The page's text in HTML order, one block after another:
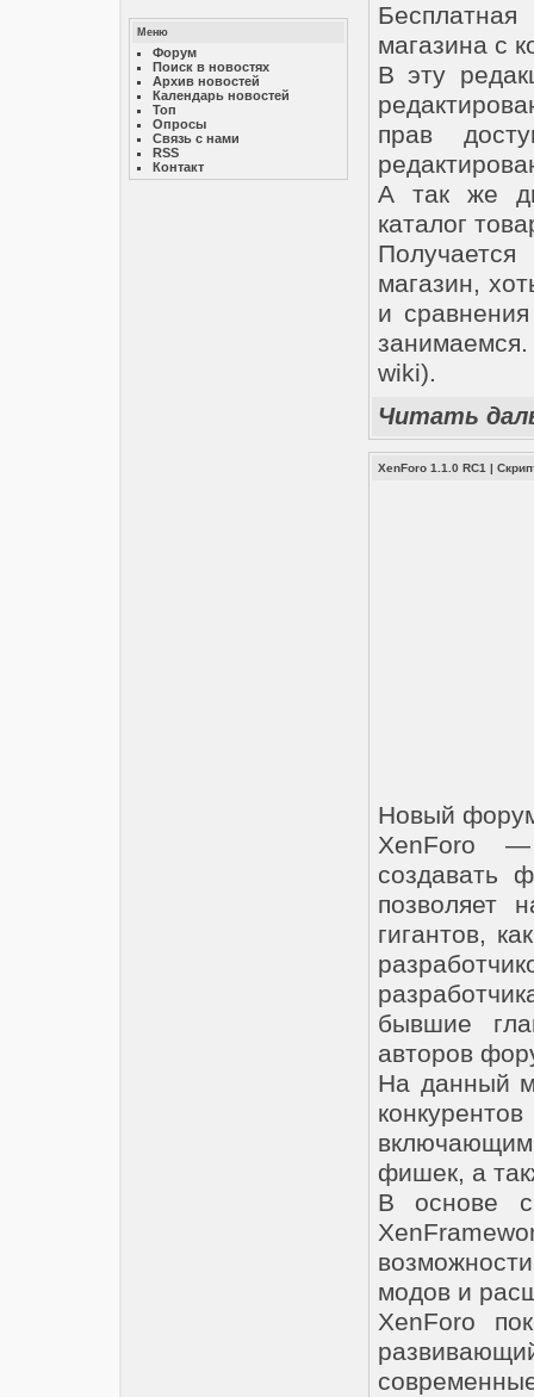
Меню
Форум
Поиск в новостях
Архив новостей
Календарь новостей
Топ
Опросы
Связь с нами
RSS
Контакт
магазина с
В эту
прав
А так же
каталог
магазин,
и
wiki).
Читать
XenForo 1.1.0 RC1 |
Новый
XenForo —
создавать
позволяет
гигантов,
бывшие
авторов
На данный
фишек, а
В основе
модов и
XenForo